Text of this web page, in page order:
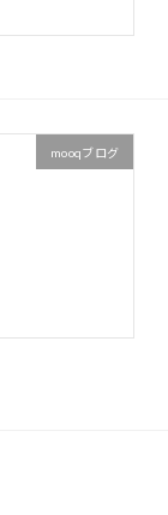
mooqブログ